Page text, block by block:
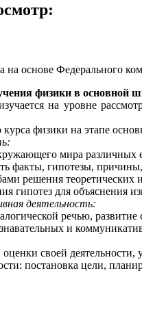
на основе Федерального
физики в основной
на уровне
физики на этапе
мира различных
факты, гипотезы, причины,
решения теоретических
гипотез для объяснения
деятельность:
речью,
и
своей
постановка цели,